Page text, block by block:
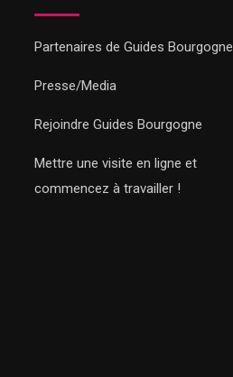
Partenaires de Guides Bourgogne
Presse/Media
Rejoindre Guides Bourgogne
Mettre une visite en ligne et
commencez à travailler !